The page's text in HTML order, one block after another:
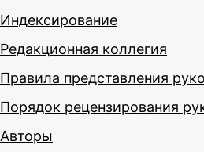
Индексирование
Редакционная коллегия
Правила представления
Порядок рецензирования
Авторы